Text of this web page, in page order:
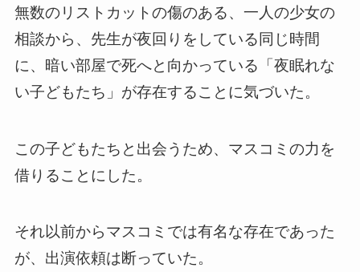
無数のリストカットの傷のある、一人の少女の
相談から、先生が夜回りをしている同じ時間
に、暗い部屋で死へと向かっている「夜眠れな
い子どもたち」が存在することに気づいた。
この子どもたちと出会うため、マスコミの力を
借りることにした。
それ以前からマスコミでは有名な存在であった
が、出演依頼は断っていた。